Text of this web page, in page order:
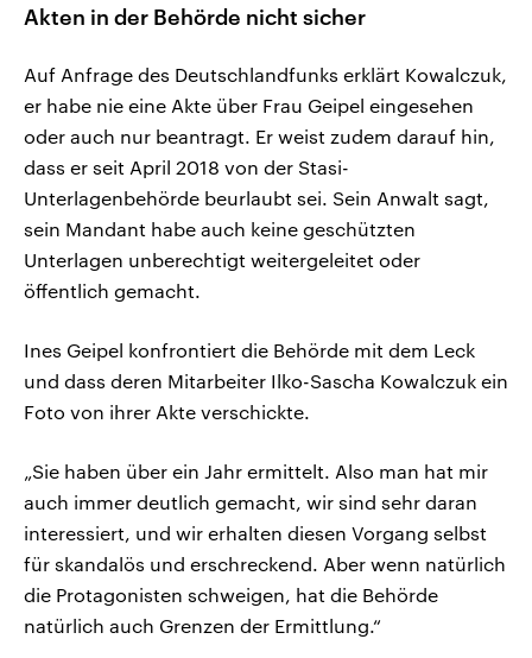
Akten in der Behörde nicht sicher
Auf Anfrage des Deutschlandfunks erklärt Kowalczuk,
er habe nie eine Akte über Frau Geipel eingesehen
oder auch nur beantragt. Er weist zudem darauf hin,
dass er seit April 2018 von der Stasi-
Unterlagenbehörde beurlaubt sei. Sein Anwalt sagt,
sein Mandant habe auch keine geschützten
Unterlagen unberechtigt weitergeleitet oder
öffentlich gemacht.
Ines Geipel konfrontiert die Behörde mit dem Leck
und dass deren Mitarbeiter Ilko-Sascha Kowalczuk ein
Foto von ihrer Akte verschickte.
„Sie haben über ein Jahr ermittelt. Also man hat mir
auch immer deutlich gemacht, wir sind sehr daran
interessiert, und wir erhalten diesen Vorgang selbst
für skandalös und erschreckend. Aber wenn natürlich
die Protagonisten schweigen, hat die Behörde
natürlich auch Grenzen der Ermittlung.“